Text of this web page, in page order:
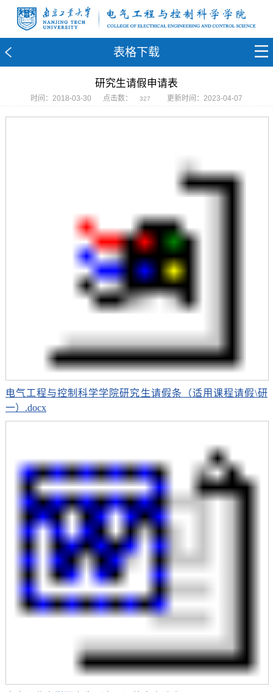
表格下载
研究生请假申请表
时间：2018-03-30 点击数： 327 更新时间：2023-04-07
电气工程与控制科学学院研究生请假条（适用课程请假\研
一）.docx